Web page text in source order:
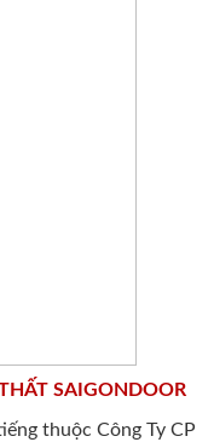
SAIGONDOOR
thuộc Công Ty CP